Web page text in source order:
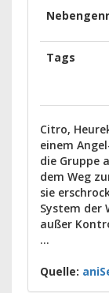
Tags
Citro,
einem
die Gruppe
dem Weg
sie
System der
außer
...
Quelle: